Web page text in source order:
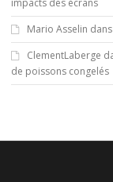
impacts des écrans
Mario Asselin dans
ClementLaberge
de poissons congelés